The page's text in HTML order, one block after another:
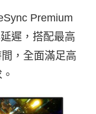
Premium
遲，搭配最高
，全面滿足高